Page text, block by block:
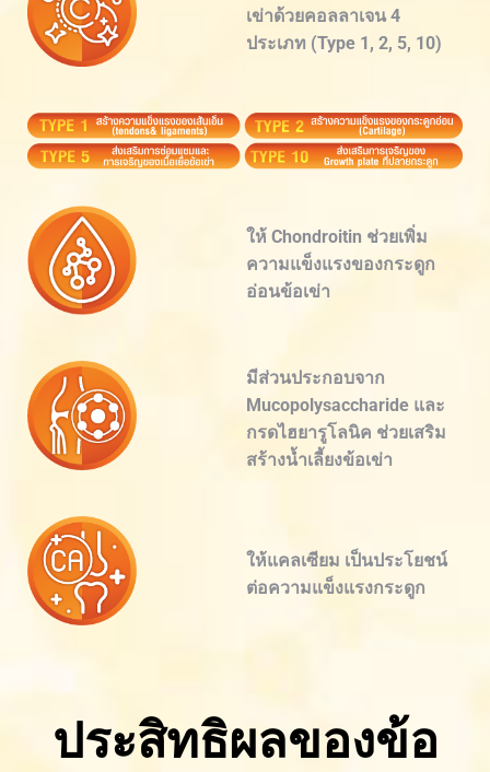
เข่าด้วยคอลลาเจน 4
ประเภท (Type 1, 2, 5, 10)
ให้ Chondroitin ช่วยเพิ่ม
ความแข็งแรงของกระดูก
อ่อนข้อเข่า
มีส่วนประกอบจาก
Mucopolysaccharide และ
กรดไฮยารูโลนิค ช่วยเสริม
สร้างน้ำเลี้ยงข้อเข่า
ให้แคลเซียม เป็นประโยชน์
ต่อความแข็งแรงกระดูก
ประสิทธิผลของข้อ